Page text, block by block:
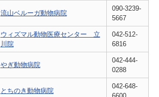
流山ベルーガ動物病院
090-3239-
5667
ウィズマル動物医療センター 立
川院
042-512-
6816
やぎ動物病院
042-444-
0288
とちのき動物病院
042-648-